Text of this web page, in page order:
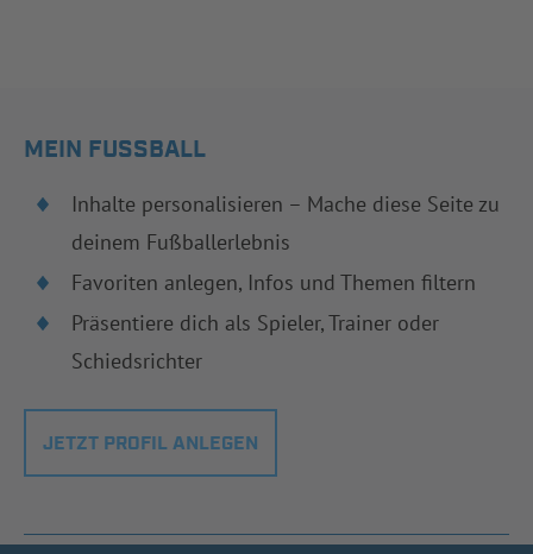
MEIN FUSSBALL
Inhalte personalisieren – Mache diese Seite zu
deinem Fußballerlebnis
Favoriten anlegen, Infos und Themen filtern
Präsentiere dich als Spieler, Trainer oder
Schiedsrichter
JETZT PROFIL ANLEGEN